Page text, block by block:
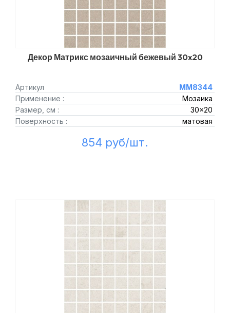
Декор Матрикс мозаичный бежевый 30x20
Артикул
MM8344
Применение :
Мозаика
Размер, см :
30x20
Поверхность :
матовая
854 руб/шт.